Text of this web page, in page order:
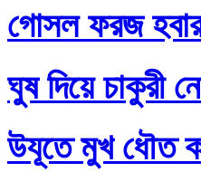
গোসল ফরজ হবার
ঘুষ দিয়ে চাকুরী
উযূতে মুখ ধৌত